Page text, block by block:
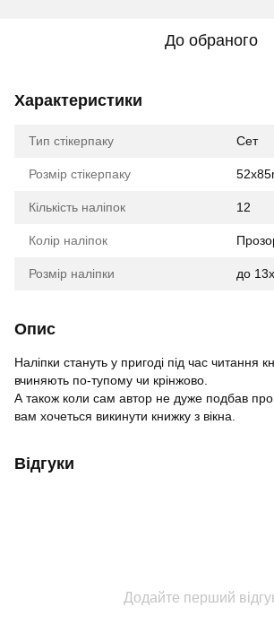
До обраного
Характеристики
Тип стікерпаку Cет
Розмір стікерпаку
Кількість наліпок 12
Колір наліпок
Розмір наліпки до
Опис
Наліпки стануть у пригоді під час читання
вчиняють по-тупому чи крінжово.
А також коли сам автор не дуже подбав про
вам хочеться викинути книжку з вікна.
Відгуки
Додайте перший